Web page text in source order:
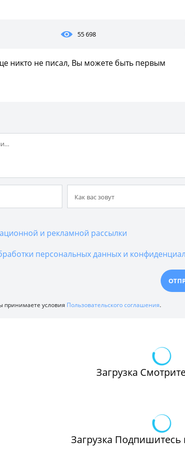
55 698
никто не писал, Вы можете быть первым
и рекламной рассылки
персональных данных и
принимаете условия Пользовательского соглашения.
Загрузка
Загрузка Подпишитесь